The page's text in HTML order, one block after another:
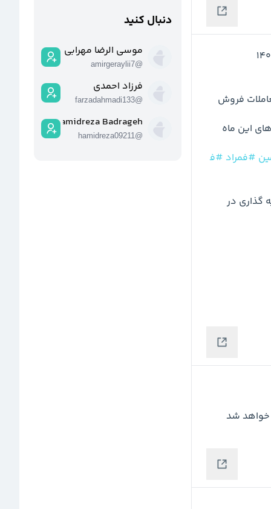
#فمراد #ف
دنبال کنید
موسی الرضا مهرابی
@
amirgeraylii7
فرزاد احمدی
@
farzadahmadi133
Hamidreza Badrageh
@
hamidreza09211